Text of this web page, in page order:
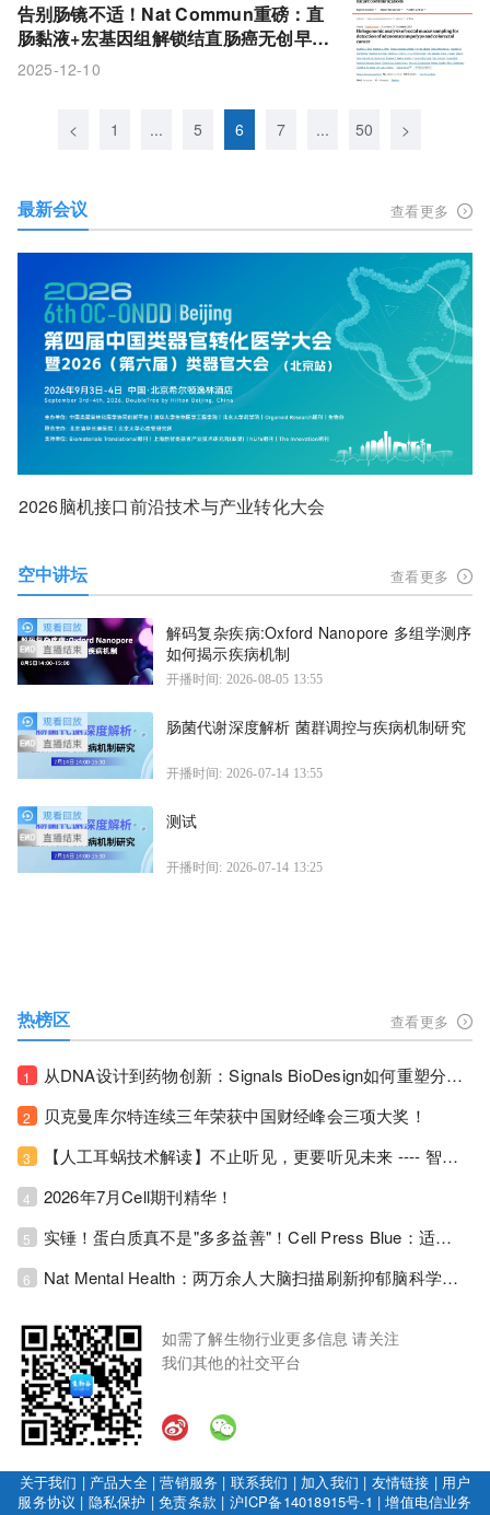
告别肠镜不适！Nat Commun重磅：直
肠黏液+宏基因组解锁结直肠癌无创早筛
新范式
2025-12-10
< 1 ... 5 6 7 ... 50 >
最新会议 查看更多
2026脑机接口前沿技术与产业转化大会
空中讲坛 查看更多
解码复杂疾病:Oxford Nanopore 多组学测序
如何揭示疾病机制
开播时间: 2026-08-05 13:55
肠菌代谢深度解析 菌群调控与疾病机制研究
开播时间: 2026-07-14 13:55
测试
开播时间: 2026-07-14 13:25
热榜区 查看更多
1 从DNA设计到药物创新：Signals BioDesign如何重塑分子生物学研发生态！
2 贝克曼库尔特连续三年荣获中国财经峰会三项大奖！
3 【人工耳蜗技术解读】不止听见，更要听见未来 ---- 智能耳蜗，开启人工耳蜗技术新纪元！
4 2026年7月Cell期刊精华！
5 实锤！蛋白质真不是"多多益善"！Cell Press Blue：适度限蛋白，反而拉长健康寿命！
6 Nat Mental Health：两万余人大脑扫描刷新抑郁脑科学认知！抑郁不只是情绪病，视觉、运动脑区同步受损！
如需了解生物行业更多信息 请关注
我们其他的社交平台
关于我们 | 产品大全|营销服务 | 联系我们 | 加入我们 | 友情链接 | 用户
服务协议 | 隐私保护 |免责条款 | 沪ICP备14018915号-1 |增值电信业务